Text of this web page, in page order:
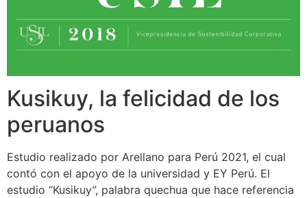
Kusikuy, la felicidad de los
peruanos
Estudio realizado por Arellano para Perú 2021, el cual
contó con el apoyo de la universidad y EY Perú. El
estudio “Kusikuy”, palabra quechua que hace referencia